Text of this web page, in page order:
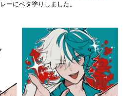
ーにベタ塗りしました。